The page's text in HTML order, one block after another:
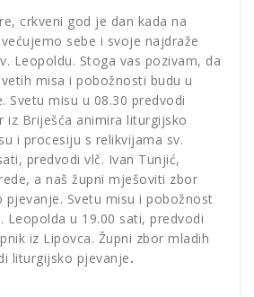
crkveni god je dan kada na
sebe i svoje najdraže
Leopoldu. Stoga vas pozivam, da
misa i pobožnosti budu u
Svetu misu u 08.30 predvodi
iz Briješća animira liturgijsko
i procesiju s relikvijama sv.
predvodi vlč. Ivan Tunjić,
a naš župni mješoviti zbor
Svetu misu i pobožnost
Leopolda u 19.00 sati, predvodi
iz Lipovca. Župni zbor mladih
liturgijsko pjevanje.